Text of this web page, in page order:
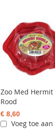
Zoo Med
Rood
€ 8,60
Voeg toe